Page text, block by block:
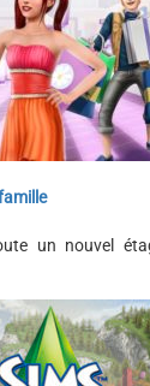
un nouvel